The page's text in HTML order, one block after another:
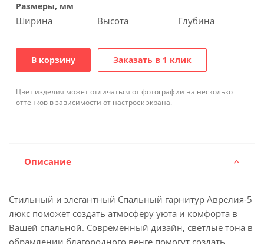
Размеры, мм
Ширина Высота Глубина
В корзину Заказать в 1 клик
Цвет изделия может отличаться от фотографии на несколько
оттенков в зависимости от настроек экрана.
Описание
Стильный и элегантный Спальный гарнитур Аврелия-5
люкс поможет создать атмосферу уюта и комфорта в
Вашей спальной. Современный дизайн, светлые тона в
обрамлении благородного венге помогут создать